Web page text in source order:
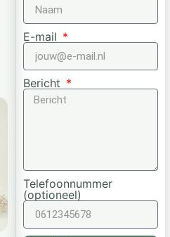
E-mail
Bericht
Telefoonnummer
(optioneel)